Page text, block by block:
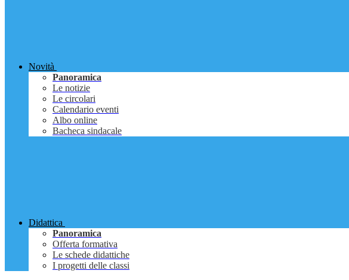
Novità
Panoramica
Le notizie
Le circolari
Calendario eventi
Albo online
Bacheca sindacale
Didattica
Panoramica
Offerta formativa
Le schede didattiche
I progetti delle classi